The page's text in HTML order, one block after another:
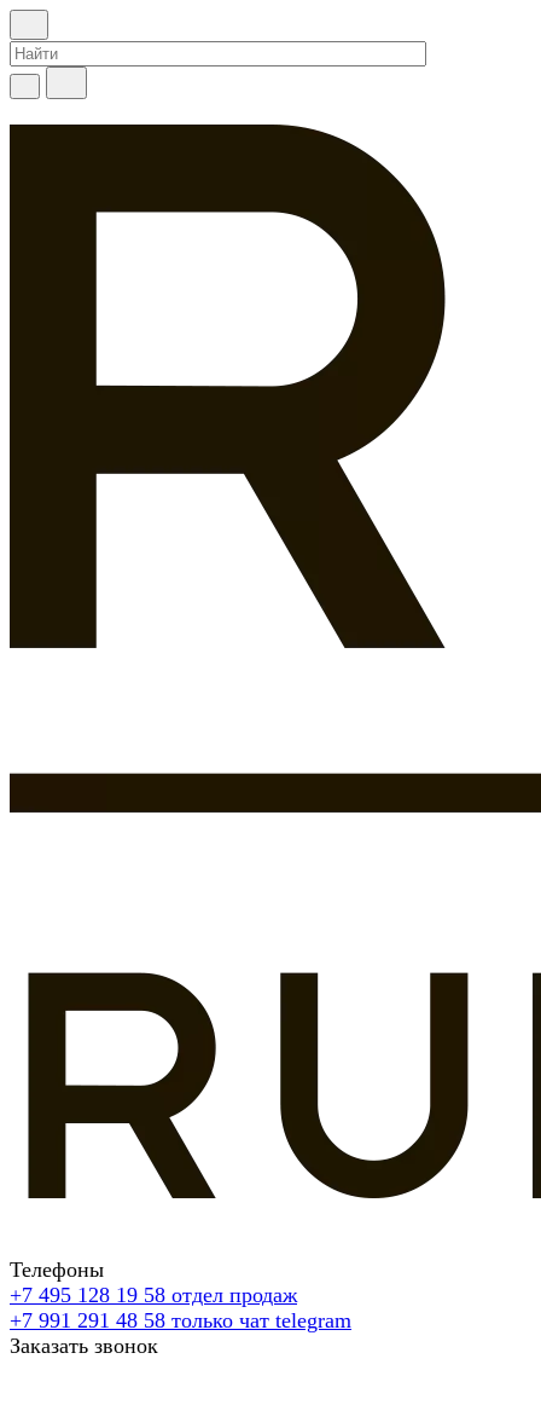
Телефоны
+7 495 128 19 58 отдел продаж
+7 991 291 48 58 только чат telegram
Заказать звонок